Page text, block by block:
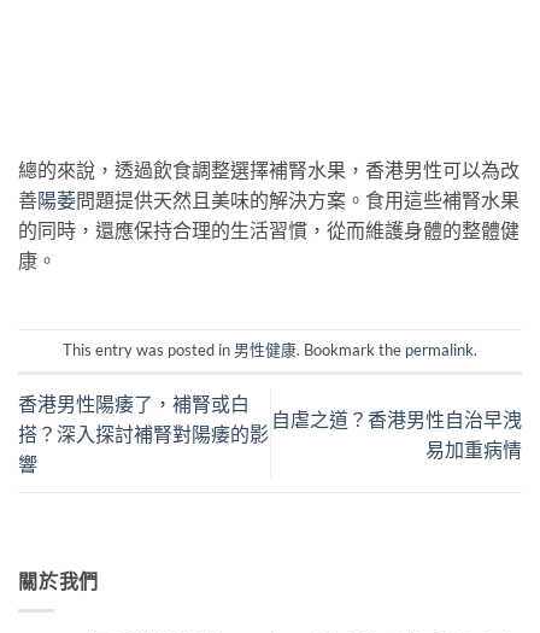
總的來說，透過飲食調整選擇補腎水果，香港男性可以為改
善陽萎問題提供天然且美味的解決方案。食用這些補腎水果
的同時，還應保持合理的生活習慣，從而維護身體的整體健
康。
This entry was posted in 男性健康. Bookmark the permalink.
香港男性陽痿了，補腎或白
搭？深入探討補腎對陽痿的影
響
自虐之道？香港男性自治早洩
易加重病情
關於我們